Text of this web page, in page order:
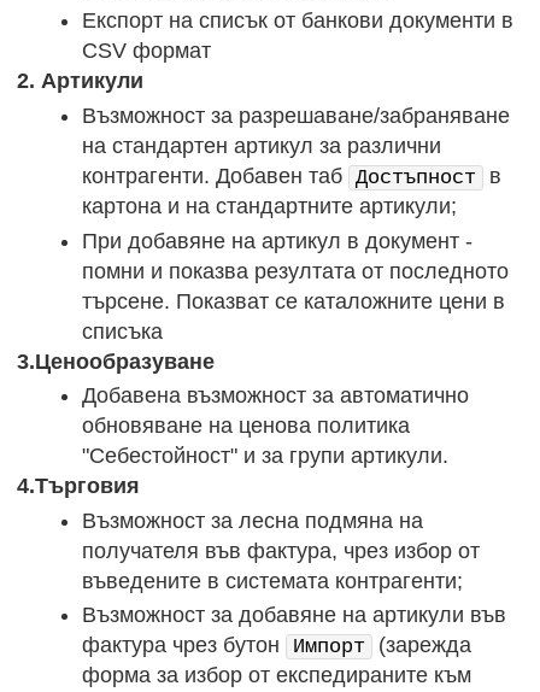
Експорт на списък от банкови документи в
CSV формат
2. Артикули
Възможност за разрешаване/забраняване
на стандартен артикул за различни
контрагенти. Добавен таб Достъпност
в
картона и на стандартните артикули;
При добавяне на артикул в документ -
помни и показва резултата от последното
търсене. Показват се каталожните цени в
списъка
3.Ценообразуване
Добавена възможност за автоматично
обновяване на ценова политика
"Себестойност" и за групи артикули.
4.Търговия
Възможност за лесна подмяна на
получателя във фактура, чрез избор от
въведените в системата контрагенти;
Възможност за добавяне на артикули във
фактура чрез бутон
Импорт
(зарежда
форма за избор от експедираните към